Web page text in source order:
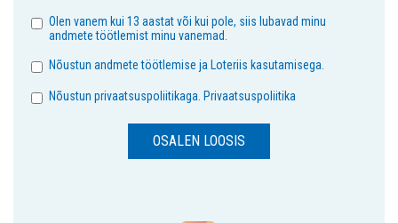
Olen vanem kui 13 aastat või kui pole, siis lubavad minu
andmete töötlemist minu vanemad.
Nõustun andmete töötlemise ja Loteriis kasutamisega.
Nõustun privaatsuspoliitikaga. Privaatsuspoliitika
OSALEN LOOSIS